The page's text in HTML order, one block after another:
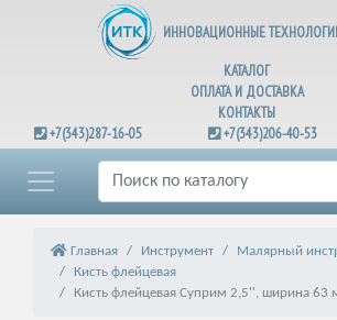
ИННОВАЦИОННЫЕ
КАТАЛОГ
ОПЛАТА И ДОСТАВКА
КОНТАКТЫ
+7(343)287-16-05
+7(343)206-40-53
Главная Инструмент
Малярный
Кисть флейцевая
Кисть флейцевая Суприм 2,5'', ширина 63